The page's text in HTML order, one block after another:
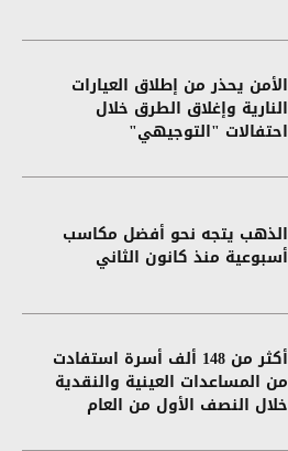
الأمن يحذر من إطلاق العيارات
النارية وإغلاق الطرق خلال
احتفالات "التوجيهي"
الذهب يتجه نحو أفضل مكاسب
أسبوعية منذ كانون الثاني
أكثر من 148 ألف أسرة استفادت
من المساعدات العينية والنقدية
خلال النصف الأول من العام